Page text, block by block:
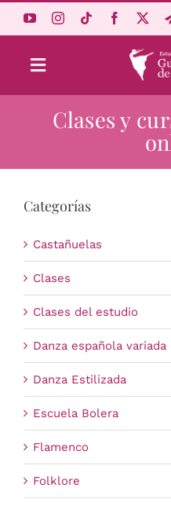
Toggle
Navigation
Clases y
Categorías
Castañuelas
Clases
Clases del estudio
Danza española variada
Danza Estilizada
Escuela Bolera
Flamenco
Folklore